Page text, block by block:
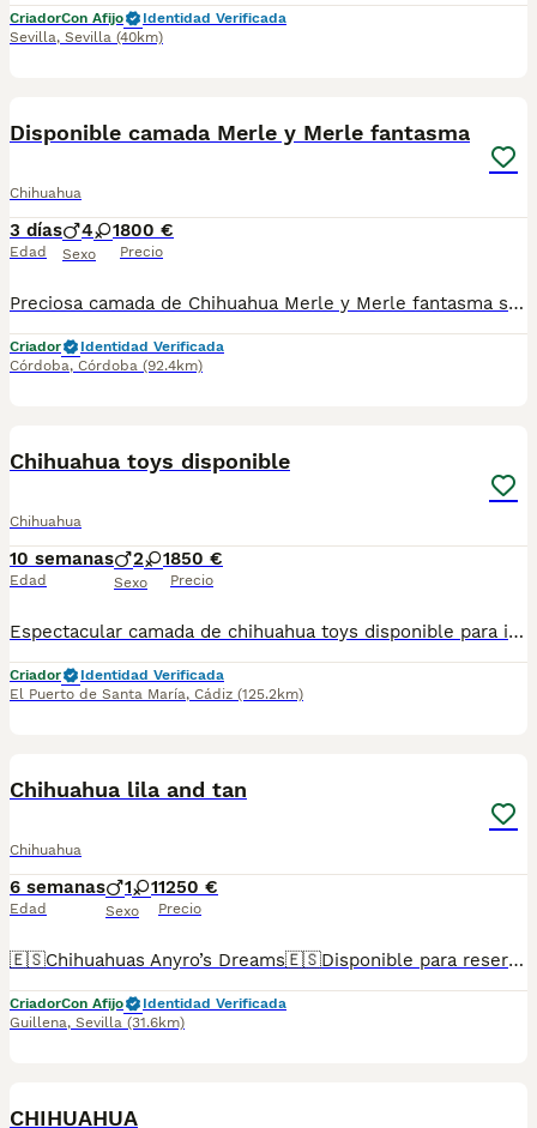
CriadorCon Afijo
Identidad Verificada
Sevilla, Sevilla (40km)
Disponible camada Merle y Merle fantasma
Chihuahua
3 días
Edad
4 1
Sexo
800 €
Precio
Preciosa camada de Chihuahua Merle y Merle fantasma se entregan vacunados y desparacitados con contrato de compraventa y certificado de salud .compromiso de Chip( no incluido en el precio) Con chip serían 65 euros más. El envío tampoco está incluido en el precio. precios con IVA incluido
Criador
Identidad Verificada
Córdoba, Córdoba (92.4km)
Chihuahua toys disponible
Chihuahua
10 semanas
Edad
2 1
Sexo
850 €
Precio
Espectacular camada de chihuahua toys disponible para ir a su nuevo hogar se entrega con su vacuna y desparacitado y su cartilla correspondiente a su edad y con contrato de garantía víricas y congénitas
Criador
Identidad Verificada
El Puerto de Santa María, Cádiz (125.2km)
Chihuahua lila and tan
Chihuahua
6 semanas
Edad
1 1
Sexo
1250 €
Precio
🇪🇸Chihuahuas Anyro’s Dreams🇪🇸Disponible para reserva Chihuahua lila and tan descendientes de las mejores líneas de sangre tanto europeas como asiáticas. Padres con ADN en bases de datos de la RSCE. Si precisan más información contáctanos por el enlace que MundoAnimalia pone a disposición de los usuarias de la plataforma.
CriadorCon Afijo
Identidad Verificada
Guillena, Sevilla (31.6km)
CHIHUAHUA